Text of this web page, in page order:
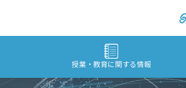
授業・教育に関する情報